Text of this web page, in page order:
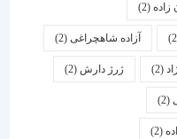
آزاده شاهچراغی(2)
ژرژ دارش (2)